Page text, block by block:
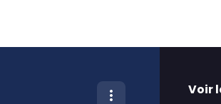
Voir